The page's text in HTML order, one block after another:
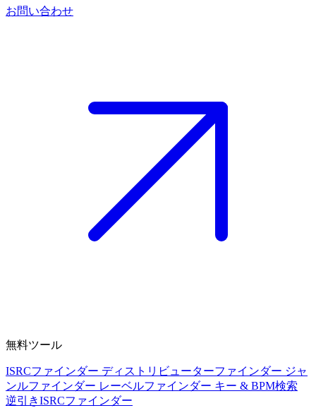
お問い合わせ
無料ツール
ISRCファインダー ディストリビューターファインダー ジャ
ンルファインダー レーベルファインダー キー & BPM検索
逆引きISRCファインダー